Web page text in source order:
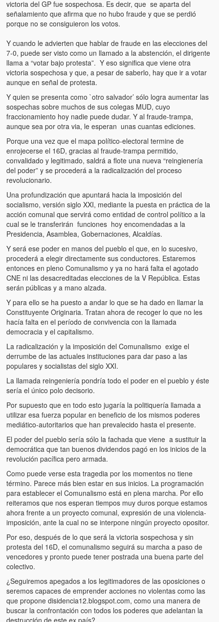
Videos
Chistes
victoria del GP fue sospechosa. Es decir, que se aparta del
señalamiento que afirma que no hubo fraude y que se perdió
porque no se consiguieron los votos.
Y cuando le advierten que hablar de fraude en las elecciones del
7-0, puede ser visto como un llamado a la abstención, el dirigente
llama a “votar bajo protesta”. Y eso significa que viene otra
victoria sospechosa y que, a pesar de saberlo, hay que ir a votar
aunque en señal de protesta.
Y quien se presenta como `otro salvador’ sólo logra aumentar las
sospechas sobre muchos de sus colegas MUD, cuyo
fraccionamiento hoy nadie puede dudar. Y al fraude-trampa,
aunque sea por otra via, le esperan unas cuantas ediciones.
Porque una vez que el mapa político-electoral termine de
enrojecerse el 16D, gracias al fraude-trampa permitido,
convalidado y legitimado, saldrá a flote una nueva “reingienería
del poder” y se procederá a la radicalización del proceso
revolucionario.
Una profundización que apuntará hacia la imposición del
socialismo, versión siglo XXI, mediante la puesta en práctica de la
acción comunal que servirá como entidad de control político a la
cual se le transferirán funciones hoy encomendadas a la
Presidencia, Asamblea, Gobernaciones, Alcaldías.
Y será ese poder en manos del pueblo el que, en lo sucesivo,
procederá a elegir directamente sus conductores. Estaremos
entonces en pleno Comunalismo y ya no hará falta el agotado
CNE ni las desacreditadas elecciones de la V República. Estas
serán públicas y a mano alzada.
Y para ello se ha puesto a andar lo que se ha dado en llamar la
Constituyente Originaria. Tratan ahora de recoger lo que no les
hacía falta en el período de convivencia con la llamada
democracia y el capitalismo.
La radicalización y la imposición del Comunalismo exige el
derrumbe de las actuales instituciones para dar paso a las
populares y socialistas del siglo XXI.
La llamada reingeniería pondría todo el poder en el pueblo y éste
sería el único polo decisorio.
Por supuesto que en todo esto jugaría la politiquería llamada a
utilizar esa fuerza popular en beneficio de los mismos poderes
mediático-autoritarios que han prevalecido hasta el presente.
El poder del pueblo sería sólo la fachada que viene a sustituir la
democrática que tan buenos dividendos pagó en los inicios de la
revolución pacífica pero armada.
Como puede verse esta tragedia por los momentos no tiene
término. Parece más bien estar en sus inicios. La programación
para establecer el Comunalismo está en plena marcha. Por ello
reiteramos que nos esperan tiempos muy duros porque estamos
ahora frente a un proyecto comunal, expresión de una violencia-
imposición, ante la cual no se interpone ningún proyecto opositor.
Por eso, después de lo que será la victoria sospechosa y sin
protesta del 16D, el comunalismo seguirá su marcha a paso de
vencedores y pronto puede tener postrada una buena parte del
colectivo.
¿Seguiremos apegados a los legitimadores de las oposiciones o
seremos capaces de emprender acciones no violentas como las
que propone disidencia12.blogspot.com, como una manera de
buscar la confrontación con todos los poderes que adelantan la